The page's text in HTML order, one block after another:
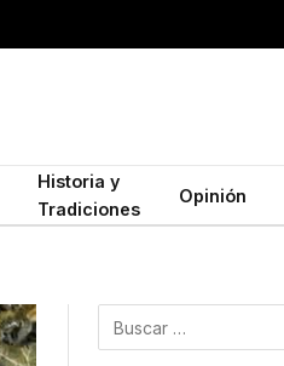
Historia y
Tradiciones
Opinión